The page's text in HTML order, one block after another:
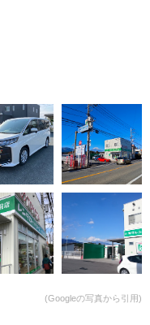
(Googleの写真から引用)